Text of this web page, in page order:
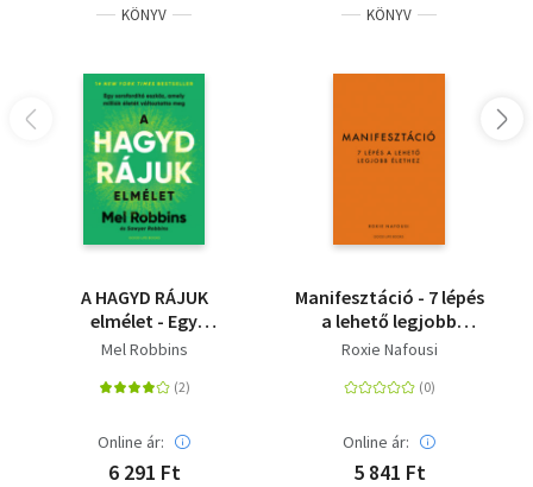
a Párizsban megrendezett Mikrobióta-kiállítás
KÖNYV
A HAGYD RÁJUK
elmélet - Egy
sorsfordító eszköz,
változtatta meg
Mel Robbins
Online ár:
6 291 Ft
KÖNYV
Manifesztáció - 7 lépés
a lehető legjobb
élethez
Roxie Nafousi
Online ár:
5 841 Ft